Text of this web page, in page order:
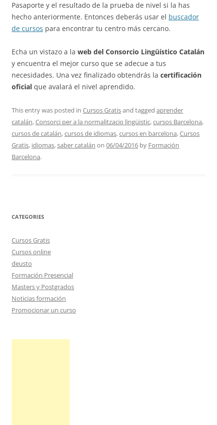
Pasaporte y el resultado de la prueba de nivel si la has
hecho anteriormente. Entonces deberás usar el buscador
de cursos para encontrar tu centro más cercano.
Echa un vistazo a la web del Consorcio Lingüístico Catalán
y encuentra el mejor curso que se adecue a tus
necesidades. Una vez finalizado obtendrás la certificación
oficial que avalará el nivel aprendido.
This entry was posted in Cursos Gratisand tagged aprender
catalán,Consorci per a la normalitzacio lingüistic,cursos Barcelona,
cursos de catalán,cursos de idiomas,cursos en barcelona,Cursos
Gratis, idiomas,saber catalán on 06/04/2016 by Formación
Barcelona.
CATEGORIES
Cursos Gratis
Cursos online
deusto
Formación Presencial
Masters y Postgrados
Noticias formación
Promocionar un curso